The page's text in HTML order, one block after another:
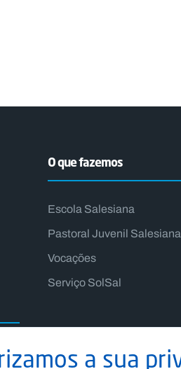
O que fazemos
Escola Salesiana
Pastoral Juvenil Salesiana
Vocações
Serviço SolSal
a sua